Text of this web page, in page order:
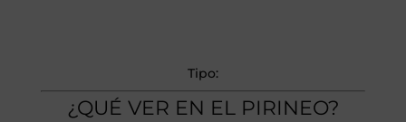
Tipo:
¿QUÉ VER EN EL PIRINEO?